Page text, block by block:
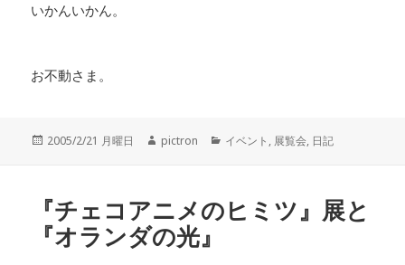
いかんいかん。
お不動さま。
投
2005/2/21 月曜日
作
pictron
カ
ー
イベント , 展覧会, 日記
『チェコアニメのヒミツ』展と
『オランダの光』